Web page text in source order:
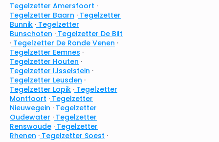
Tegelzetter Amersfoort ·
Tegelzetter Baarn · Tegelzetter
Bunnik · Tegelzetter
Bunschoten · Tegelzetter De Bilt
· Tegelzetter De Ronde Venen ·
Tegelzetter Eemnes ·
Tegelzetter Houten ·
Tegelzetter IJsselstein ·
Tegelzetter Leusden ·
Tegelzetter Lopik · Tegelzetter
Montfoort · Tegelzetter
Nieuwegein · Tegelzetter
Oudewater · Tegelzetter
Renswoude · Tegelzetter
Rhenen · Tegelzetter Soest ·